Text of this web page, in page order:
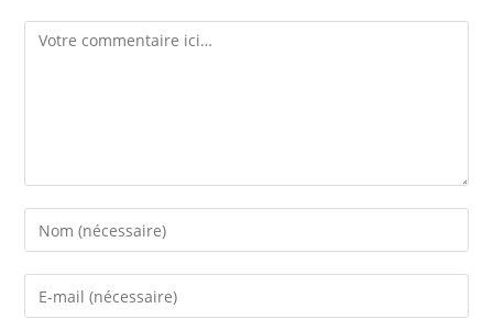
Comment
Enter
your
name
Enter
your